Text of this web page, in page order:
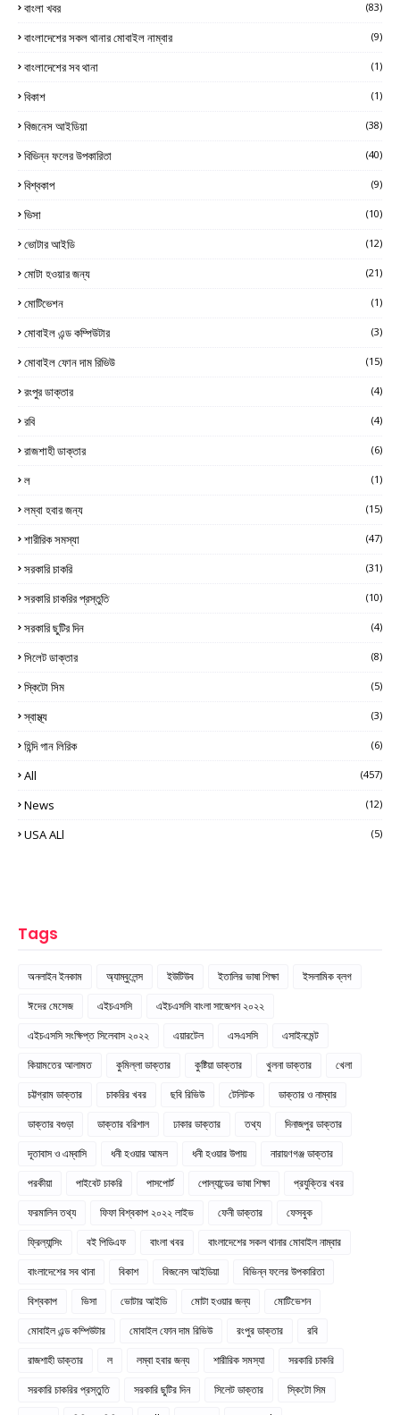
বাংলা খবর (83)
বাংলাদেশের সকল থানার মোবাইল নাম্বার (9)
বাংলাদেশের সব থানা (1)
বিকাশ (1)
বিজনেস আইডিয়া (38)
বিভিন্ন ফলের উপকারিতা (40)
বিশ্বকাপ (9)
ভিসা (10)
ভোটার আইডি (12)
মোটা হওয়ার জন্য (21)
মোটিভেশন (1)
মোবাইল এন্ড কম্পিউটার (3)
মোবাইল ফোন দাম রিভিউ (15)
রংপুর ডাক্তার (4)
রবি (4)
রাজশাহী ডাক্তার (6)
ল (1)
লম্বা হবার জন্য (15)
শারীরিক সমস্যা (47)
সরকারি চাকরি (31)
সরকারি চাকরির প্রস্তুতি (10)
সরকারি ছুটির দিন (4)
সিলেট ডাক্তার (8)
স্কিটো সিম (5)
স্বাস্থ্য (3)
হিন্দি গান লিরিক (6)
All (457)
News (12)
USA ALl (5)
Tags
অনলাইন ইনকাম অ্যাম্বুলেন্স ইউটিউব ইতালির ভাষা শিক্ষা
ইসলামিক ব্লগ
ঈদের মেসেজ
এইচএসসি
এইচএসসি বাংলা সাজেশন ২০২২
এইচএসসি সংক্ষিপ্ত সিলেবাস ২০২২
এয়ারটেল এসএসসি
এসাইনমেন্ট
কিয়ামতের আলামত
কুমিল্লা ডাক্তার কুষ্টিয়া ডাক্তার খুলনা ডাক্তার
খেলা
চট্টগ্রাম ডাক্তার
চাকরির খবর ছবি রিভিউ টেলিটক
ডাক্তার ও নাম্বার
ডাক্তার বগুড়া
ডাক্তার বরিশাল ঢাকার ডাক্তার তথ্য
দিনাজপুর ডাক্তার
দূতাবাস ও এম্বাসি
ধনী হওয়ার আমল ধনী হওয়ার উপায়
নারায়ণগঞ্জ ডাক্তার
পরকীয়া
পাইবেট চাকরি পাসপোর্ট পোল্যান্ডের ভাষা শিক্ষা
প্রযুক্তির খবর
ফরমালিন তথ্য
ফিফা বিশ্বকাপ ২০২২ লাইভ ফেনী ডাক্তার
ফেসবুক
ফ্রিল্যান্সিং
বই পিডিএফ বাংলা খবর
বাংলাদেশের সকল থানার মোবাইল নাম্বার
বাংলাদেশের সব থানা
বিকাশ বিজনেস আইডিয়া
বিভিন্ন ফলের উপকারিতা
বিশ্বকাপ
ভিসা ভোটার আইডি মোটা হওয়ার জন্য
মোটিভেশন
মোবাইল এন্ড কম্পিউটার
মোবাইল ফোন দাম রিভিউ রংপুর ডাক্তার
রবি
রাজশাহী ডাক্তার
ল লম্বা হবার জন্য শারীরিক সমস্যা
সরকারি চাকরি
সরকারি চাকরির প্রস্তুতি
সরকারি ছুটির দিন সিলেট ডাক্তার
স্কিটো সিম